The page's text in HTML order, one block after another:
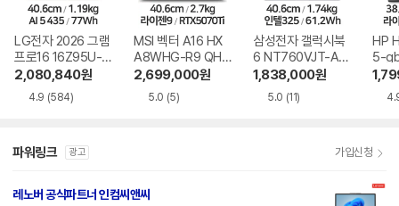
LG전자 2026 그램
프로16 16Z95U-G
S5WK
2,080,840원
4.9 (584)
MSI 벡터 A16 HX
A8WHG-R9 QHD
+
2,699,000원
5.0 (5)
삼성전자 갤럭시북
6 NT760VJT-A51
A
1,838,000원
5.0 (11)
HP
5-
파워링크 광고 가입신청
레노버 공식파트너 인컴씨앤씨